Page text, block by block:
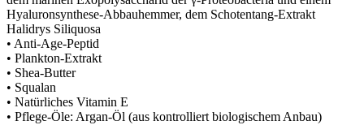
Hyaluronsynthese-Abbauhemmer, dem Schotentang-Extrakt
Halidrys Siliquosa
• Anti-Age-Peptid
• Plankton-Extrakt
• Shea-Butter
• Squalan
• Natürliches Vitamin E
• Pflege-Öle: Argan-Öl (aus kontrolliert biologischem Anbau)